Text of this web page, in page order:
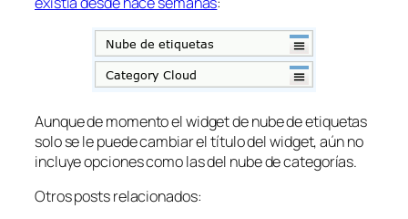
Aunque de momento el widget denube de etiquetas
solo se le puede cambiar el título del widget, aún no
incluye opciones como las del nube de categorías.
Otros posts relacionados: